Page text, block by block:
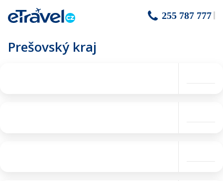
255 787 777
Prešovský kraj